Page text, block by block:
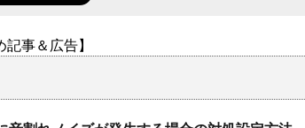
記事＆広告】